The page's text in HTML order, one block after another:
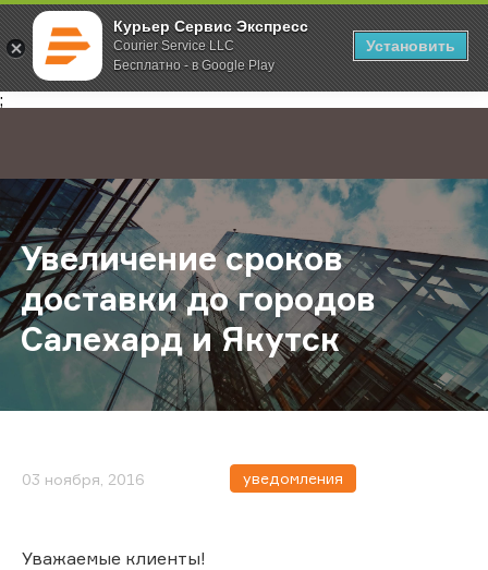
Курьер Сервис Экспресс
Courier Service LLC
Бесплатно - в Google Play
Установить
;
Главная О компании Новости Увеличение сроков доставки до
Увеличение сроков
доставки до городов
Салехард и Якутск
03 ноября, 2016 уведомления
Уважаемые клиенты!